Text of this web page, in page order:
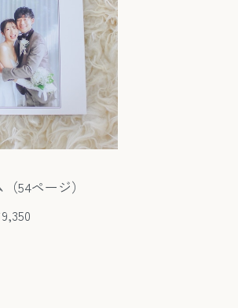
54ページ）
¥9,350